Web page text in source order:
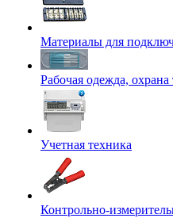
Материалы для
Рабочая одежда, охрана
Учетная техника
Контрольно-